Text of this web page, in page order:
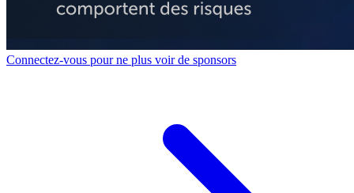
Connectez-vous pour ne plus voir de sponsors